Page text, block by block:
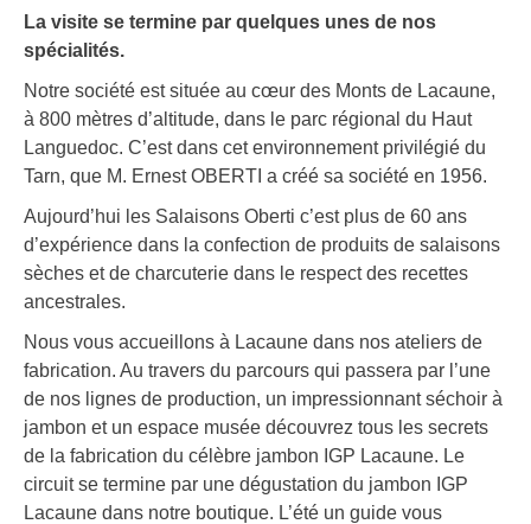
La visite se termine par quelques unes de nos
spécialités.
Notre société est située au cœur des Monts de Lacaune,
à 800 mètres d’altitude, dans le parc régional du Haut
Languedoc. C’est dans cet environnement privilégié du
Tarn, que M. Ernest OBERTI a créé sa société en 1956.
Aujourd’hui les Salaisons Oberti c’est plus de 60 ans
d’expérience dans la confection de produits de salaisons
sèches et de charcuterie dans le respect des recettes
ancestrales.
Nous vous accueillons à Lacaune dans nos ateliers de
fabrication. Au travers du parcours qui passera par l’une
de nos lignes de production, un impressionnant séchoir à
jambon et un espace musée découvrez tous les secrets
de la fabrication du célèbre jambon IGP Lacaune. Le
circuit se termine par une dégustation du jambon IGP
Lacaune dans notre boutique. L’été un guide vous